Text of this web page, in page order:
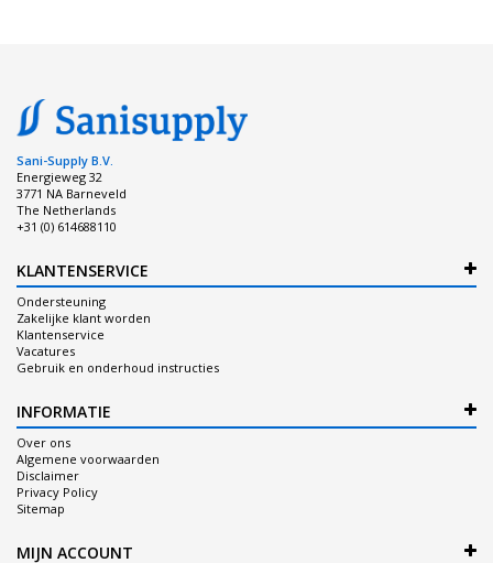
Sani-Supply B.V.
Energieweg 32
3771 NA Barneveld
The Netherlands
+31 (0) 614688110
KLANTENSERVICE
Ondersteuning
Zakelijke klant worden
Klantenservice
Vacatures
Gebruik en onderhoud instructies
INFORMATIE
Over ons
Algemene voorwaarden
Disclaimer
Privacy Policy
Sitemap
MIJN ACCOUNT